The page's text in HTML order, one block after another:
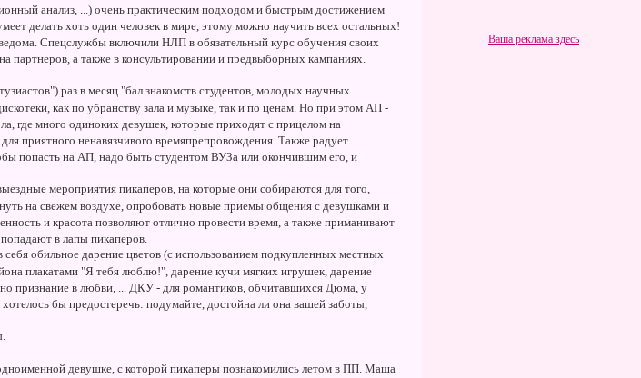
анализ, ...) очень практическим подходом и быстрым достижением
делать хоть один человек в мире, этому можно научить всех остальных!
Спецслужбы включили НЛП в обязательный курс обучения своих
партнеров, а также в консультировании и предвыборных кампаниях.
раз в месяц "бал знакомств студентов, молодых научных
как по убранству зала и музыке, так и по ценам. Но при этом АП -
где много одиноких девушек, которые приходят с прицелом на
приятного ненавязчивого времяпрепровождения. Также радует
попасть на АП, надо быть студентом ВУЗа или окончившим его, и
мероприятия пикаперов, на которые они собираются для того,
на свежем воздухе, опробовать новые приемы общения с девушками и
и красота позволяют отлично провести время, а также приманивают
в лапы пикаперов.
обильное дарение цветов (с использованием подкупленных местных
плакатами "Я тебя люблю!", дарение кучи мягких игрушек, дарение
признание в любви, ... ДКУ - для романтиков, обчитавшихся Дюма, у
бы предостеречь: подумайте, достойна ли она вашей заботы,
девушке, с которой пикаперы познакомились летом в ПП. Маша
Ваша реклама здесь